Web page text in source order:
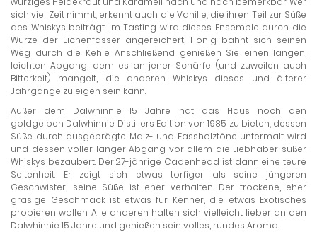
sich viel Zeit nimmt, erkennt auch die Vanille, die ihren Teil zur Süße
des Whiskys beiträgt. Im Tasting wird dieses Ensemble durch die
Würze der Eichenfässer angereichert, Honig bahnt sich seinen
Weg durch die Kehle. Anschließend genießen Sie einen langen,
leichten Abgang, dem es an jener Schärfe (und zuweilen auch
Bitterkeit) mangelt, die anderen Whiskys dieses und älterer
Jahrgänge zu eigen sein kann.
Außer dem Dalwhinnie 15 Jahre hat das Haus noch den
goldgelben Dalwhinnie Distillers Edition von 1985 zu bieten, dessen
Süße durch ausgeprägte Malz- und Fassholztöne untermalt wird
und dessen voller langer Abgang vor allem die Liebhaber süßer
Whiskys bezaubert. Der 27-jährige Cadenhead ist dann eine teure
Seltenheit. Er zeigt sich etwas torfiger als seine jüngeren
Geschwister, seine Süße ist eher verhalten. Der trockene, eher
grasige Geschmack ist etwas für Kenner, die etwas Exotisches
probieren wollen. Alle anderen halten sich vielleicht lieber an den
Dalwhinnie 15 Jahre und genießen sein volles, rundes Aroma.